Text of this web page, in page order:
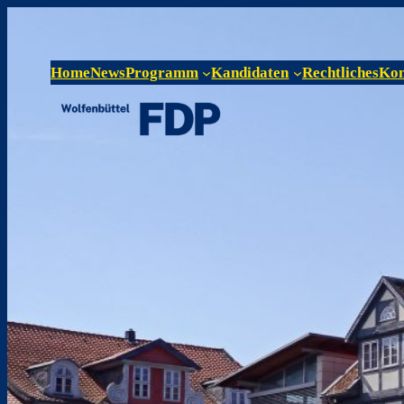
HomeNewsProgramm Kandidaten Rechtliches